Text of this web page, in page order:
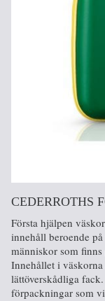
CEDERROTHS
Första hjälpen
innehåll beroende
människor som
Innehållet i
lättöverskådliga
förpackningar som